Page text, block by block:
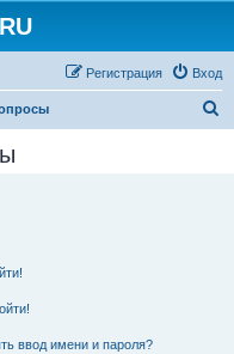
Вход
Регистрация
ввод имени и пароля?